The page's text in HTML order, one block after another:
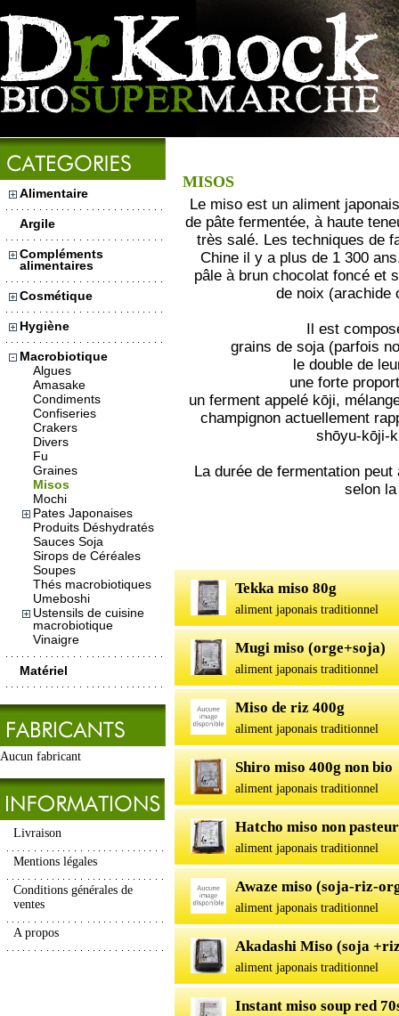
Alimentaire
Argile
Compléments
alimentaires
Cosmétique
Hygiène
Macrobiotique
Algues
Amasake
Condiments
Confiseries
Crakers
Divers
Fu
Graines
Misos
Mochi
Pates Japonaises
Produits Déshydratés
Sauces Soja
Sirops de Céréales
Soupes
Thés macrobiotiques
Umeboshi
Ustensils de cuisine
macrobiotique
Vinaigre
Matériel
Aucun fabricant
Livraison
Mentions légales
Conditions générales de
ventes
A propos
MISOS
Le miso est un aliment
de pâte fermentée, à haute
très salé. Les techniques de
Chine il y a plus de 1 300
pâle à brun chocolat foncé et
de noix (arachide
Il est
grains de soja (parfois
le double de
une forte
un ferment appelé kōji,
champignon actuellement
shōyu-kōji-
La durée de fermentation
selon
Tekka miso 80g
aliment japonais traditionnel
Mugi miso (orge+soja)
aliment japonais traditionnel
Miso de riz 400g
aliment japonais traditionnel
Shiro miso 400g non bio
aliment japonais traditionnel
Hatcho miso non
aliment japonais traditionnel
Awaze miso (soja-riz-
aliment japonais traditionnel
Akadashi Miso (soja
aliment japonais traditionnel
Instant miso soup red